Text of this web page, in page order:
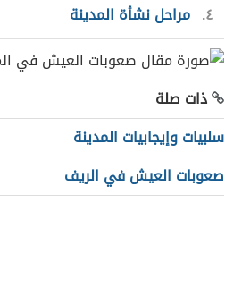
٤ مراحل نشأة المدينة
ذات صلة
سلبيات وإيجابيات المدينة
صعوبات العيش في الريف